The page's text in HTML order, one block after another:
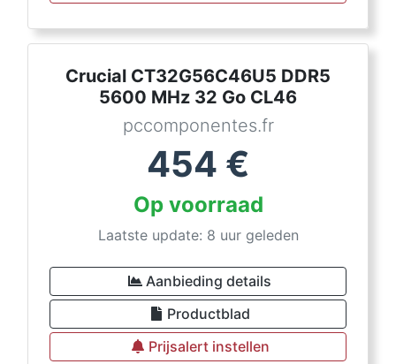
Crucial CT32G56C46U5 DDR5
5600 MHz 32 Go CL46
pccomponentes.fr
454 €
Op voorraad
Laatste update: 8 uur geleden
Aanbieding details
Productblad
Prijsalert instellen